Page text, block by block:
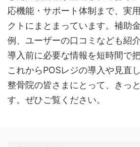
応機能・サポート体制まで、実
クトにまとまっています。補助
例、ユーザーの口コミなども紹
導入前に必要な情報を短時間で
これからPOSレジの導入や見直
整骨院の皆さまにとって、きっ
す。ぜひご覧ください。